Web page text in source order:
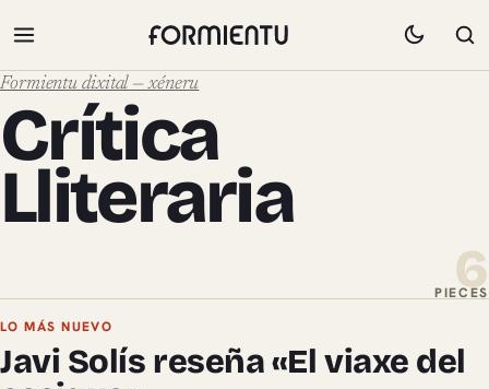
Formientu dixital — xéneru
Crítica
Lliteraria
6
PIECES
Pieces de Crítica Lliteraria
LO MÁS NUEVO
Javi Solís reseña «El viaxe del